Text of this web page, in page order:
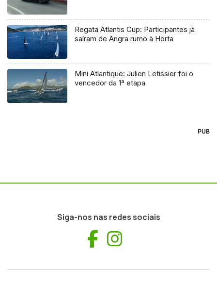
Regata Atlantis Cup: Participantes já
saíram de Angra rumo à Horta
Mini Atlantique: Julien Letissier foi o
vencedor da 1ª etapa
PUB
Siga-nos nas redes sociais
Facebook